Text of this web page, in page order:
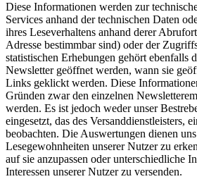
Diese Informationen werden zur
Services anhand der technischen Daten
ihres Leseverhaltens anhand derer
Adresse bestimmbar sind) oder der
statistischen Erhebungen gehört ebenfalls
Newsletter geöffnet werden, wann sie
Links geklickt werden. Diese
Gründen zwar den einzelnen
werden. Es ist jedoch weder unser
eingesetzt, das des Versanddienstleisters,
beobachten. Die Auswertungen dienen
Lesegewohnheiten unserer Nutzer zu
auf sie anzupassen oder unterschiedliche
Interessen unserer Nutzer zu versenden.